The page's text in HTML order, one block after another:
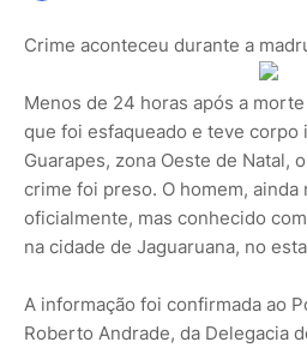
Crime aconteceu durante a
Menos de 24 horas após a
que foi esfaqueado e teve corpo
Guarapes, zona Oeste de Natal,
crime foi preso. O homem, ainda
oficialmente, mas conhecido
na cidade de Jaguaruana, no
A informação foi confirmada ao
Roberto Andrade, da Delegacia